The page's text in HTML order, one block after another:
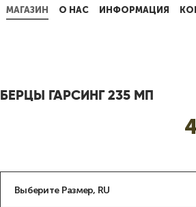
МАГАЗИН О НАС ИНФОРМАЦИЯ
БЕРЦЫ ГАРСИНГ 235 МП
Выберите Размер, RU